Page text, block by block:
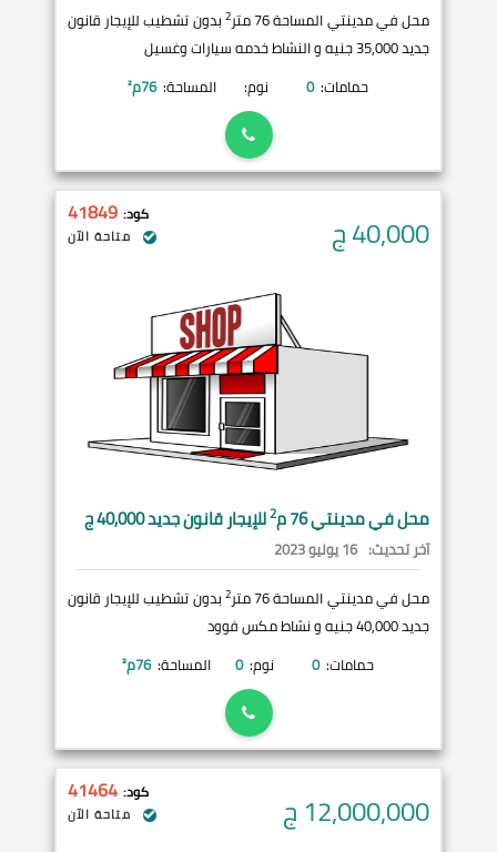
محل في مدينتي المساحة 76 متر 2 بدون تشطيب للإيجار قانون
جديد 35,000 جنيه و النشاط خدمه سيارات وغسيل
حمامات: 0 نوم: المساحة: 76م²
40,000ج كود: 41849
متاحة الآن
محل فيمدينتي76 م 2للإيجار قانون جديد 40,000 ج
آخر تحديث: 16 يوليو 2023
محل في مدينتي المساحة 76 متر
2 بدون تشطيب للإيجار قانون
جديد 40,000 جنيه و نشاط مكس فوود
حمامات: 0 نوم: 0 المساحة: 76م²
12,000,000ج كود: 41464
متاحة الآن